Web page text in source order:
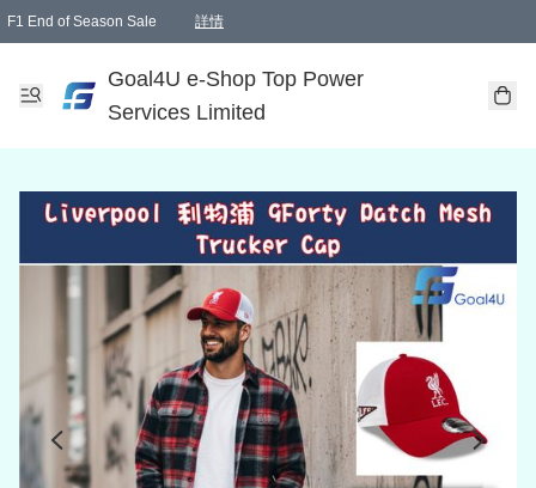
F1 End of Season Sale 詳情
Goal4U e-Shop Top Power
Services Limited